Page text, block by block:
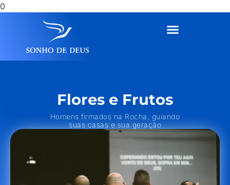
0
Flores e Frutos
Homens firmados na Rocha, guiando
suas casas e sua geração